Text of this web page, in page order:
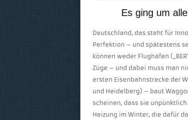
Es ging um
Deutschland, das steht für
Perfektion – und spätestens
können weder Flughäfen
Züge – und dabei muss man
ersten Eisenbahnstrecke der
und Heidelberg) – baut
scheinen, dass sie
Heizung im Winter, die dafür